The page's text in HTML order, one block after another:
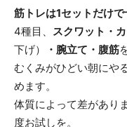
筋トレは1セットだけで
4種目、
スクワット・
下げ）
・腕立て・腹筋
むくみがひどい朝にや
めます。
体質によって差があり
度お試しを。